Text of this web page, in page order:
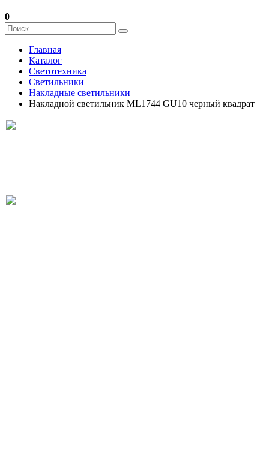
0
Главная
Каталог
Светотехника
Светильники
Накладные светильники
Накладной светильник ML1744 GU10 черный квадрат